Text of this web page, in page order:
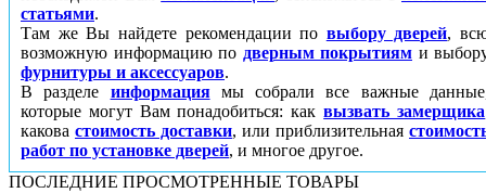
статьями.
Там же Вы найдете рекомендации по выбору дверей,
возможную информацию по дверным покрытиям и
фурнитуры и аксессуаров.
В разделе информациямы собрали все важные
которые могут Вам понадобиться: каквызвать замерщика
какова стоимость доставки, или приблизительная
работ по установке дверей, и многое другое.
ПОСЛЕДНИЕ ПРОСМОТРЕННЫЕ ТОВАРЫ